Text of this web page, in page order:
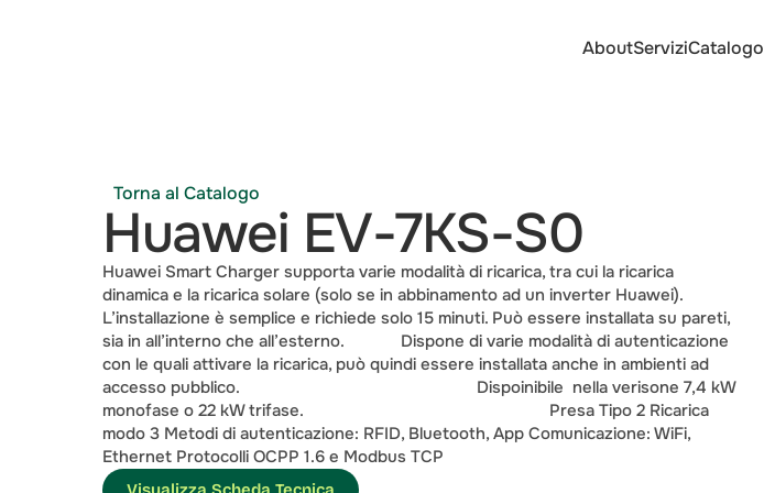
AboutServiziCatalogo
Torna al Catalogo
Huawei EV-7KS-S0
Huawei Smart Charger supporta varie modalità di ricarica, tra cui la ricarica
dinamica e la ricarica solare (solo se in abbinamento ad un inverter Huawei).
L’installazione è semplice e richiede solo 15 minuti. Può essere installata su pareti,
sia in all’interno che all’esterno.             Dispone di varie modalità di autenticazione
con le quali attivare la ricarica, può quindi essere installata anche in ambienti ad
accesso pubblico.                                                      Dispoinibile  nella verisone 7,4 kW
monofase o 22 kW trifase.                                                        Presa Tipo 2 Ricarica
modo 3 Metodi di autenticazione: RFID, Bluetooth, App Comunicazione: WiFi,
Ethernet Protocolli OCPP 1.6 e Modbus TCP